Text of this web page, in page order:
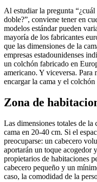
Al estudiar la pregunta
doble?”, conviene tener en
modelos estándar pueden
mayoría de los fabricantes
que las dimensiones de la
empresas estadounidenses
un colchón fabricado en
americano. Y viceversa. Para
encargar la cama y el colchón
Zona de
Las dimensiones totales de la
cama en 20-40 cm. Si el
preocuparse: un cabecero
aportarán un toque
propietarios de habitaciones
cabecero pequeño y un
caso, la comodidad de la